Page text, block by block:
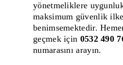
yönetmeliklere
maksimum güvenlik
benimsemektedir.
geçmek için 0532 490
numarasını arayın.